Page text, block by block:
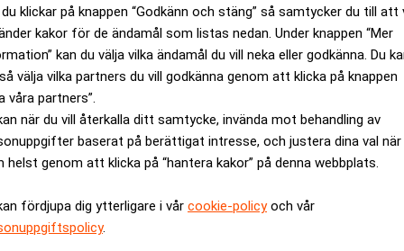
klickar på knappen “Godkänn och stäng” så samtycker du till att
kakor för de ändamål som listas nedan. Under knappen “Mer
kan du välja vilka ändamål du vill neka eller godkänna. Du
välja vilka partners du vill godkänna genom att klicka på knappen
våra partners”.
när du vill återkalla ditt samtycke, invända mot behandling av
baserat på berättigat intresse, och justera dina val när
helst genom att klicka på “hantera kakor” på denna webbplats.
fördjupa dig ytterligare i vår cookie-policyoch vår
.
att ”Madoff sover med fiskarna”, men andemeningen
ANNONS